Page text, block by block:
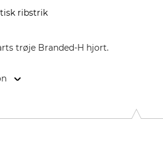
ribstrik
trøje Branded-H hjort.